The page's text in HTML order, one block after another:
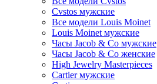
Cvstos мужские
Все модели Louis Moinet
Louis Moinet мужские
Часы Jacob & Co мужские
Часы Jacob & Co женские
High Jewelry Masterpieces
Cartier мужские